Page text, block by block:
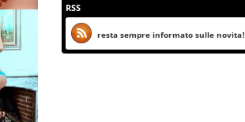
RSS
resta sempre informato sulle novita!